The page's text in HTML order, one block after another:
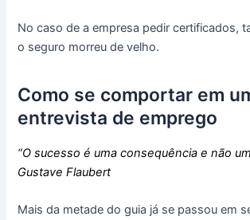
No caso de a empresa pedir certificados,
o seguro morreu de velho.
Como se comportar em
entrevista de emprego
“O sucesso é uma consequência e não
Gustave Flaubert
Mais da metade do guia já se passou em